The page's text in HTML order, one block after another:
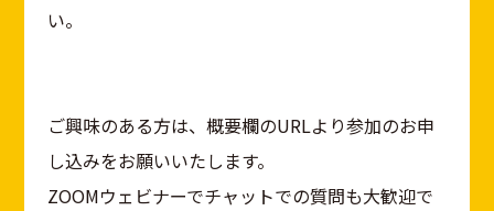
い。
ご興味のある方は、概要欄のURLより参加のお申
し込みをお願いいたします。
ZOOMウェビナーでチャットでの質問も大歓迎で